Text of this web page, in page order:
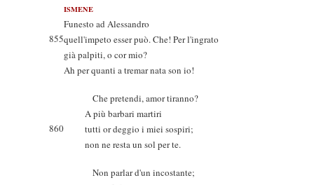
ISMENE
Funesto ad Alessandro
855quell'impeto esser può. Che! Per l'ingrato
già palpiti, o cor mio?
Ah per quanti a tremar nata son io!
Che pretendi, amor tiranno?
A più barbari martiri
860
tutti or deggio i miei sospiri;
non ne resta un sol per te.
Non parlar d'un incostante;